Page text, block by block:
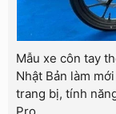
Mẫu xe côn tay
Nhật Bản làm
trang bị, tính